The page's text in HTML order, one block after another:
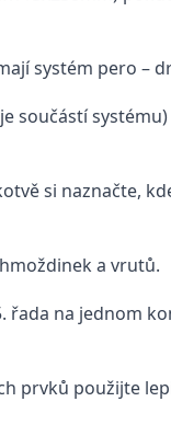
systém pero –
součástí
si naznačte,
a vrutů.
na jednom
prvků použijte